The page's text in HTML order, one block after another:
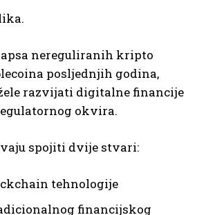
nereguliranih kripto
posljednjih godina,
razvijati digitalne financije
okvira.
spojiti dvije stvari:
tehnologije
financijskog